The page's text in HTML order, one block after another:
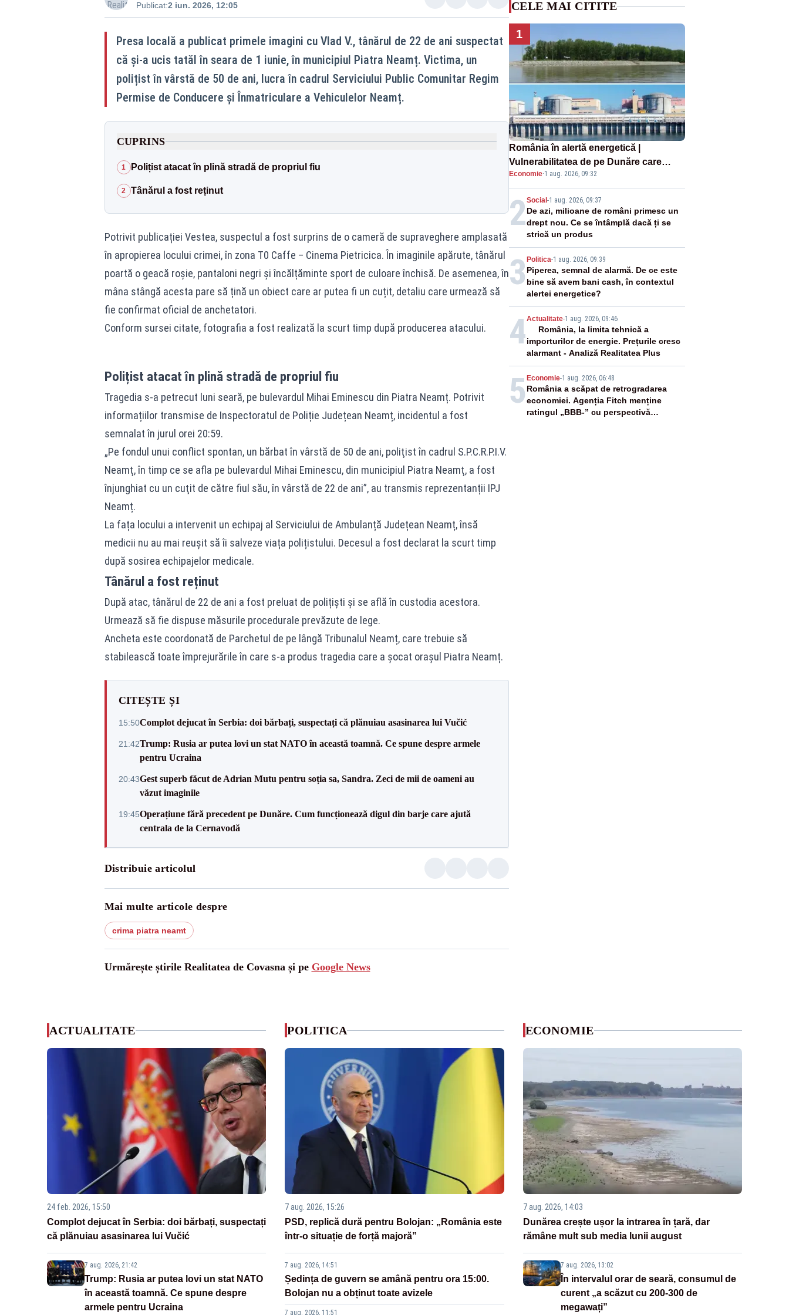
Publicat:2 iun. 2026, 12:05
Presa locală a publicat primele imagini cu Vlad V., tânărul de 22 de ani suspectat
că și-a ucis tatăl în seara de 1 iunie, în municipiul Piatra Neamț. Victima, un
polițist în vârstă de 50 de ani, lucra în cadrul Serviciului Public Comunitar Regim
Permise de Conducere și Înmatriculare a Vehiculelor Neamț.
CUPRINS
1 Polițist atacat în plină stradă de propriul fiu
2 Tânărul a fost reținut
Potrivit publicației Vestea, suspectul a fost surprins de o cameră de supraveghere amplasată
în apropierea locului crimei, în zona T0 Caffe – Cinema Pietricica. În imaginile apărute, tânărul
poartă o geacă roșie, pantaloni negri și încălțăminte sport de culoare închisă. De asemenea, în
mâna stângă acesta pare să țină un obiect care ar putea fi un cuțit, detaliu care urmează să
fie confirmat oficial de anchetatori.
Conform sursei citate, fotografia a fost realizată la scurt timp după producerea atacului.
Polițist atacat în plină stradă de propriul fiu
Tragedia s-a petrecut luni seară, pe bulevardul Mihai Eminescu din Piatra Neamț. Potrivit
informațiilor transmise de Inspectoratul de Poliție Județean Neamț, incidentul a fost
semnalat în jurul orei 20:59.
„Pe fondul unui conflict spontan, un bărbat în vârstă de 50 de ani, poliţist în cadrul S.P.C.R.P.I.V.
Neamţ, în timp ce se afla pe bulevardul Mihai Eminescu, din municipiul Piatra Neamţ, a fost
înjunghiat cu un cuţit de către fiul său, în vârstă de 22 de ani”, au transmis reprezentanții IPJ
Neamț.
La fața locului a intervenit un echipaj al Serviciului de Ambulanță Județean Neamț, însă
medicii nu au mai reușit să îi salveze viața polițistului. Decesul a fost declarat la scurt timp
după sosirea echipajelor medicale.
Tânărul a fost reținut
După atac, tânărul de 22 de ani a fost preluat de polițiști și se află în custodia acestora.
Urmează să fie dispuse măsurile procedurale prevăzute de lege.
Ancheta este coordonată de Parchetul de pe lângă Tribunalul Neamț, care trebuie să
stabilească toate împrejurările în care s-a produs tragedia care a șocat orașul Piatra Neamț.
CITEȘTE ȘI
15:50Complot dejucat în Serbia: doi bărbați, suspectați că plănuiau asasinarea lui Vučić
21:42Trump: Rusia ar putea lovi un stat NATO în această toamnă. Ce spune despre armele
pentru Ucraina
20:43Gest superb făcut de Adrian Mutu pentru soția sa, Sandra. Zeci de mii de oameni au
văzut imaginile
19:45Operațiune fără precedent pe Dunăre. Cum funcționează digul din barje care ajută
centrala de la Cernavodă
Distribuie articolul
Mai multe articole despre
crima piatra neamt
Urmărește știrile Realitatea de Covasna și pe Google News
CELE MAI CITITE
1
România în alertă energetică |
Vulnerabilitatea de pe Dunăre care
pune în pericol Centrala Cernavodă era
cunoscută de pe vremea lui Ceaușescu
Economie·1 aug. 2026, 09:32
2Social -1 aug. 2026, 09:37
De azi, milioane de români primesc un
drept nou. Ce se întâmplă dacă ți se
strică un produs
3 Politica-1 aug. 2026, 09:39
Piperea, semnal de alarmă. De ce este
bine să avem bani cash, în contextul
alertei energetice?
4Actualitate-1 aug. 2026, 09:46
România, la limita tehnică a
importurilor de energie. Prețurile cresc
alarmant - Analiză Realitatea Plus
5 Economie-1 aug. 2026, 06:48
România a scăpat de retrogradarea
economiei. Agenția Fitch menține
ratingul „BBB-” cu perspectivă
ACTUALITATE
24 feb. 2026, 15:50
Complot dejucat în Serbia: doi bărbați, suspectați
că plănuiau asasinarea lui Vučić
7 aug. 2026, 21:42
Trump: Rusia ar putea lovi un stat NATO
în această toamnă. Ce spune despre
armele pentru Ucraina
POLITICA
7 aug. 2026, 15:26
PSD, replică dură pentru Bolojan: „România este
într-o situație de forță majoră”
7 aug. 2026, 14:51
Ședința de guvern se amână pentru ora 15:00.
Bolojan nu a obținut toate avizele
7 aug. 2026, 11:51
ECONOMIE
7 aug. 2026, 14:03
Dunărea crește ușor la intrarea în țară, dar
rămâne mult sub media lunii august
7 aug. 2026, 13:02
În intervalul orar de seară, consumul de
curent „a scăzut cu 200-300 de
megawați”